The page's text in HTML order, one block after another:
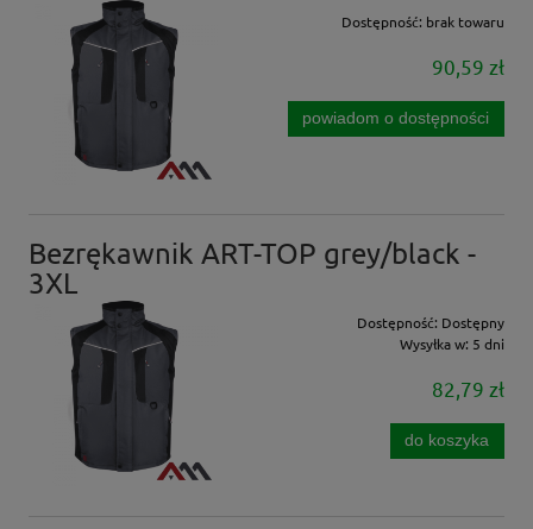
Dostępność: brak towaru
90,59 zł
powiadom o dostępności
Bezrękawnik ART-TOP grey/black -
3XL
Dostępność: Dostępny
Wysyłka w: 5 dni
82,79 zł
do koszyka